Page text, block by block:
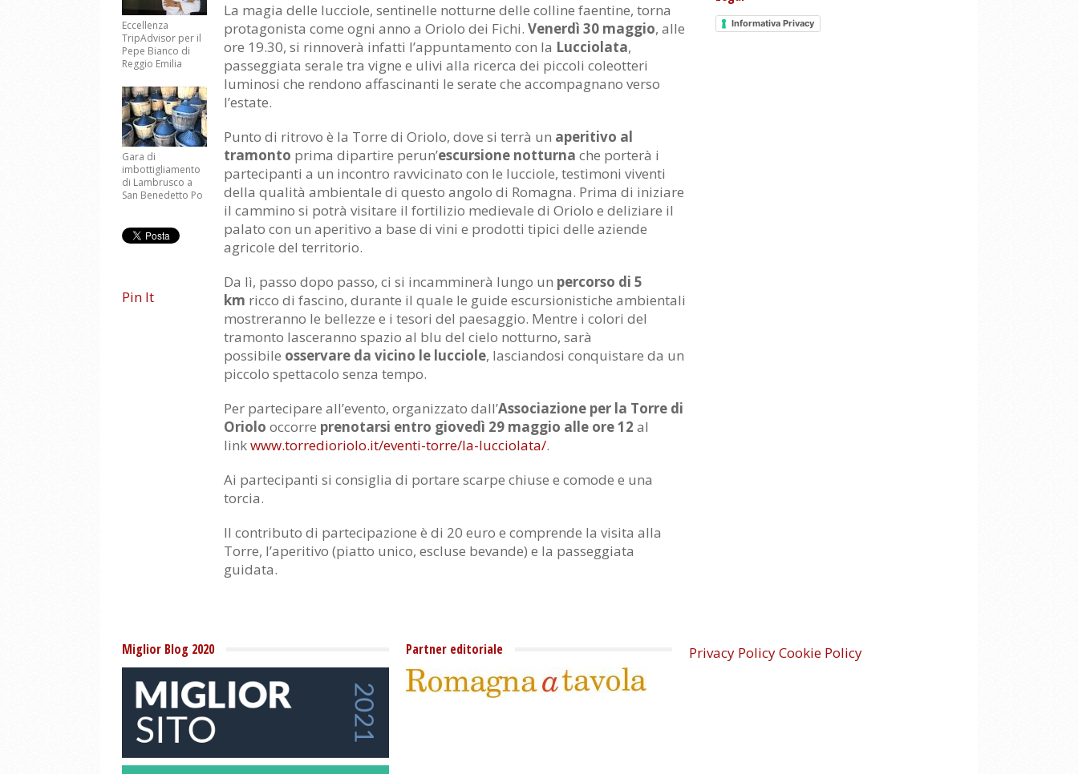
La magia delle lucciole, sentinelle notturne delle colline faentine, torna
protagonista come ogni anno a Oriolo dei Fichi.Venerdì 30 maggio, alle
ore 19.30, si rinnoverà infatti l’appuntamento con la Lucciolata,
passeggiata serale tra vigne e ulivi alla ricerca dei piccoli coleotteri
luminosi che rendono affascinanti le serate che accompagnano verso
l’estate.
Punto di ritrovo è la Torre di Oriolo, dove si terrà un aperitivo al
tramonto prima dipartire perun’escursione notturnache porterà i
partecipanti a un incontro ravvicinato con le lucciole, testimoni viventi
della qualità ambientale di questo angolo di Romagna. Prima di iniziare
il cammino si potrà visitare il fortilizio medievale di Oriolo e deliziare il
palato con un aperitivo a base di vini e prodotti tipici delle aziende
agricole del territorio.
Da lì, passo dopo passo, ci si incamminerà lungo un percorso di 5
km ricco di fascino, durante il quale le guide escursionistiche ambientali
mostreranno le bellezze e i tesori del paesaggio. Mentre i colori del
tramonto lasceranno spazio al blu del cielo notturno, sarà
possibile osservare da vicino le lucciole, lasciandosi conquistare da un
piccolo spettacolo senza tempo.
Per partecipare all’evento, organizzato dall’Associazione per la Torre di
Oriolo occorre prenotarsi entro giovedì 29 maggio alle ore 12 al
linkwww.torredioriolo.it/eventi-torre/la-lucciolata/.
Ai partecipanti si consiglia di portare scarpe chiuse e comode e una
torcia.
Il contributo di partecipazione è di 20 euro e comprende la visita alla
Torre, l’aperitivo (piatto unico, escluse bevande) e la passeggiata
guidata.
Eccellenza
TripAdvisor per il
Pepe Bianco di
Reggio Emilia
Gara di
imbottigliamento
di Lambrusco a
San Benedetto Po
Pin It
Informativa Privacy
Miglior Blog 2020 Partner editoriale Privacy PolicyCookie Policy